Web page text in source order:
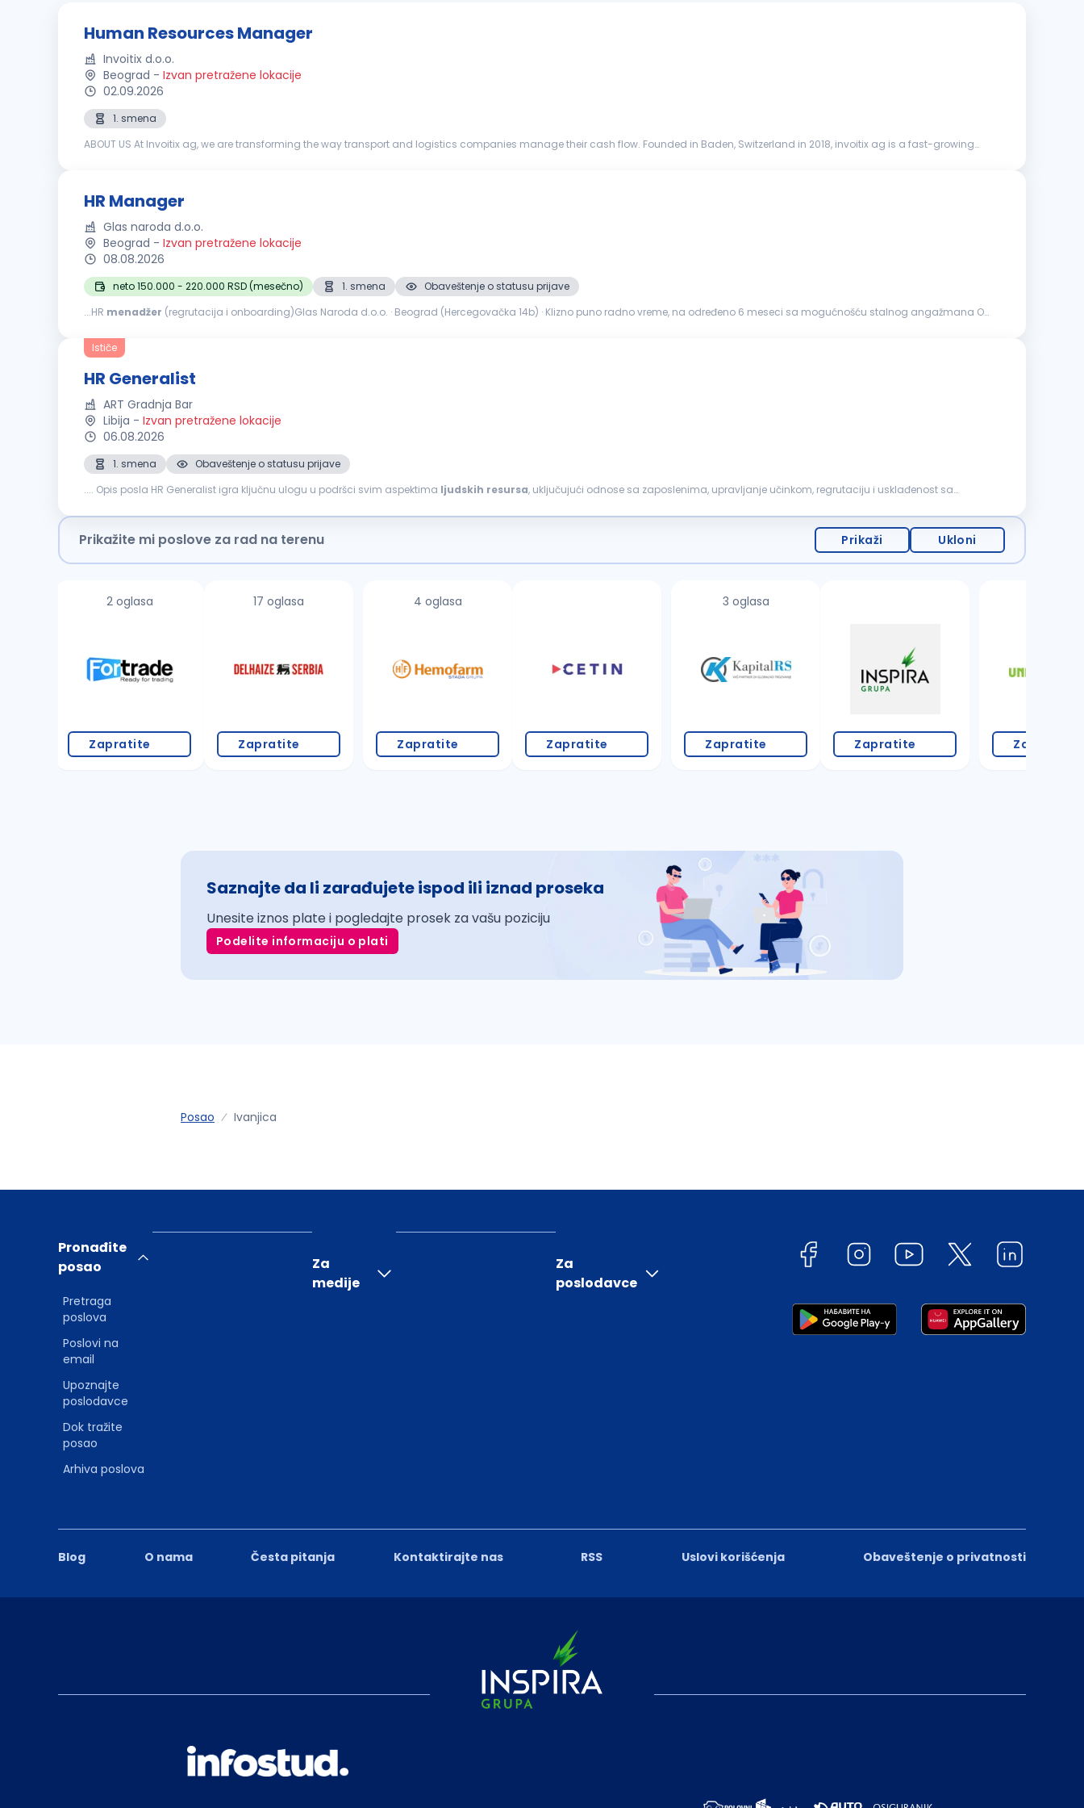
Human Resources Manager
Invoitix d.o.o.
Beograd - Izvan pretražene lokacije
02.09.2026
1. smena
ABOUT US At Invoitix ag, we are transforming the way transport and logistics companies manage their cash flow. Founded in Baden, Switzerland in 2018, invoitix ag is a fast-growing
HR Manager
Glas naroda d.o.o.
Beograd - Izvan pretražene lokacije
08.08.2026
neto 150.000 - 220.000 RSD (mesečno) 1. smena
Obaveštenje o statusu prijave
...HR menadžer (regrutacija i onboarding)Glas Naroda d.o.o. · Beograd (Hercegovačka 14b) · Klizno puno radno vreme, na određeno 6 meseci sa mogućnošću stalnog angažmana O
Ističe
HR Generalist
ART Gradnja Bar
Libija - Izvan pretražene lokacije
06.08.2026
1. smena
Obaveštenje o statusu prijave
.... Opis posla HR Generalist igra ključnu ulogu u podršci svim aspektima ljudskih resursa, uključujući odnose sa zaposlenima, upravljanje učinkom, regrutaciju i usklađenost sa
Prikažite mi poslove za rad na terenu Prikaži Ukloni
2 oglasa
Zapratite
17 oglasa
Zapratite
4 oglasa
Zapratite Zapratite
3 oglasa
Zapratite Zapratite Zapratite
Saznajte da li zarađujete ispod ili iznad proseka
Unesite iznos plate i pogledajte prosek za vašu poziciju
Podelite informaciju o plati
Posao Ivanjica
Blog O nama Česta pitanja Kontaktirajte nas RSS Uslovi korišćenja Obaveštenje o privatnosti
Pronađite
posao
Pretraga
poslova
Poslovi na
email
Upoznajte
poslodavce
Dok tražite
posao
Arhiva poslova
Za
medije
Za
poslodavce